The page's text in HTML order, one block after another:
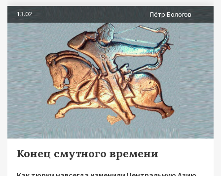
13.02 Пётр Бологов
Конец смутного времени